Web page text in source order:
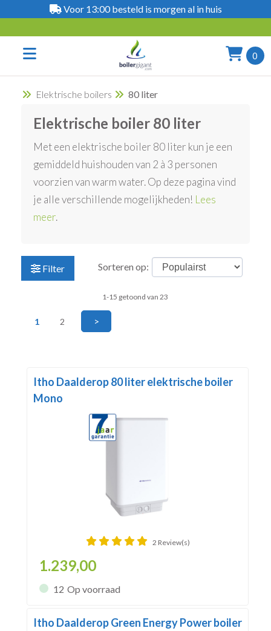
Voor 13:00 besteld is morgen al in huis
0
Elektrische boilers 80 liter
Elektrische boiler 80 liter
Met een elektrische boiler 80 liter kun je een
gemiddeld huishouden van 2 à 3 personen
voorzien van warm water. Op deze pagina vind
je alle verschillende mogelijkheden! Lees
meer.
Filter Sorteren op:
1-15 getoond van 23
1 2 >
Itho Daalderop 80 liter elektrische boiler
Mono
2 Review(s)
1.239,00
12 Op voorraad
Itho Daalderop Green Energy Power boiler